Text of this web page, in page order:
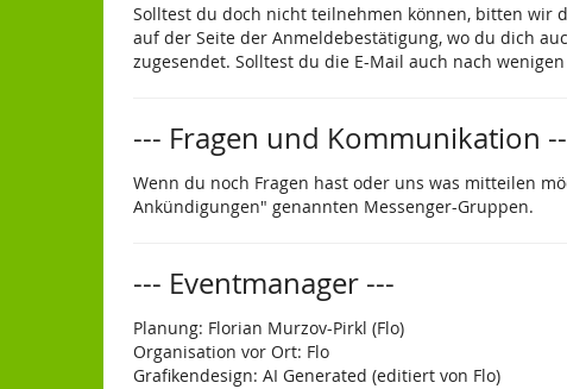
Solltest du doch nicht teilnehmen können, bitten wir
auf der Seite der Anmeldebestätigung, wo du dich
zugesendet. Solltest du die E-Mail auch nach
--- Fragen und Kommunikation
Wenn du noch Fragen hast oder uns was mitteilen
Ankündigungen" genannten Messenger-Gruppen.
--- Eventmanager ---
Planung: Florian Murzov-Pirkl (Flo)
Organisation vor Ort: Flo
Grafikendesign: AI Generated (editiert von Flo)